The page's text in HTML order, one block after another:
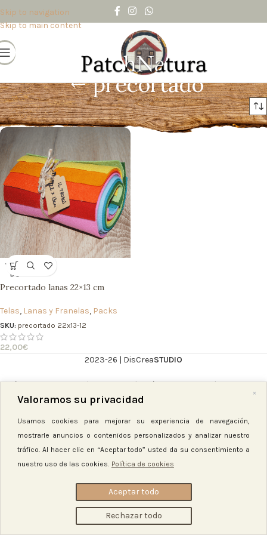
Valoramos su privacidad
Usamos cookies para mejorar su experiencia de navegación,
mostrarle anuncios o contenidos personalizados y analizar nuestro
tráfico. Al hacer clic en “Aceptar todo” usted da su consentimiento a
nuestro uso de las cookies. Política de cookies
Rechazar todo
Aceptar todo
Skip to navigation
Skip to main content
precortado
Inicio/Productos etiquetados “precortado”
VENDI
DO
Precortado lanas 22×13 cm
Telas, Lanas y Franelas, Packs
SKU: precortado 22x13-12
22,00€
2023-26 | DisCreaSTUDIO
Política de Privacidad|Aviso Legal|Política de Cookies|Condiciones
Generales
Mi cuenta